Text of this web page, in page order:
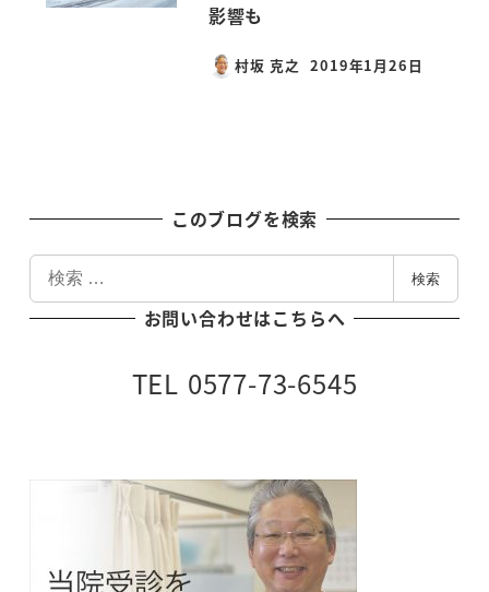
影響も
村坂 克之
投稿日
2019年1月26日
このブログを検索
索
検索
お問い合わせはこちらへ
TEL 0577-73-6545